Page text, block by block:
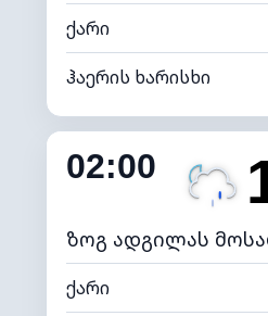
ქარი
ჰაერის ხარისხი
შიდა ტენიანობა
ნამის წერტილი
განათების ინდექსი
02:00
ზოგ ადგილას
ქარი